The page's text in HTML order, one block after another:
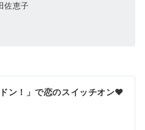
佐恵子
ン！」で恋のスイッチオン❤